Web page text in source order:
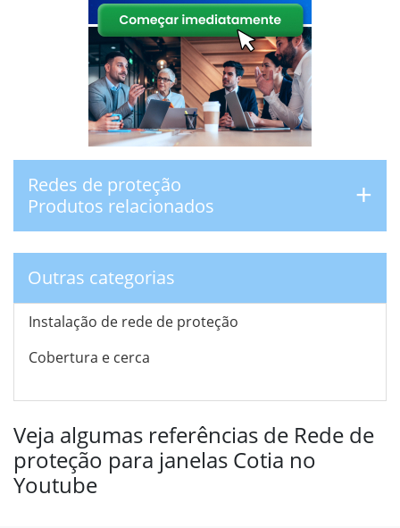
Redes de proteção
Produtos relacionados
Outras categorias
Instalação de rede de proteção
Cobertura e cerca
Veja algumas referências de Rede de
proteção para janelas Cotia no
Youtube